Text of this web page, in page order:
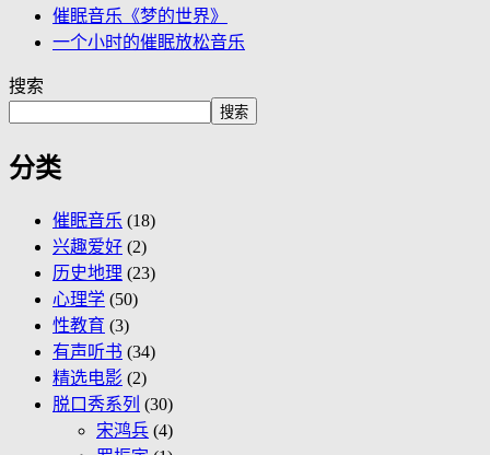
催眠音乐《梦的世界》
一个小时的催眠放松音乐
搜索
搜索
分类
催眠音乐 (18)
兴趣爱好 (2)
历史地理 (23)
心理学 (50)
性教育 (3)
有声听书 (34)
精选电影 (2)
脱口秀系列 (30)
宋鸿兵 (4)